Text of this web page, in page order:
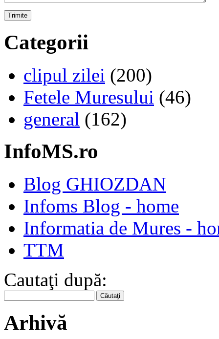
Categorii
clipul zilei (200)
Fetele Muresului (46)
general (162)
InfoMS.ro
Blog GHIOZDAN
Infoms Blog - home
Informatia de Mures -
TTM
Cautaţi după:
Arhivă